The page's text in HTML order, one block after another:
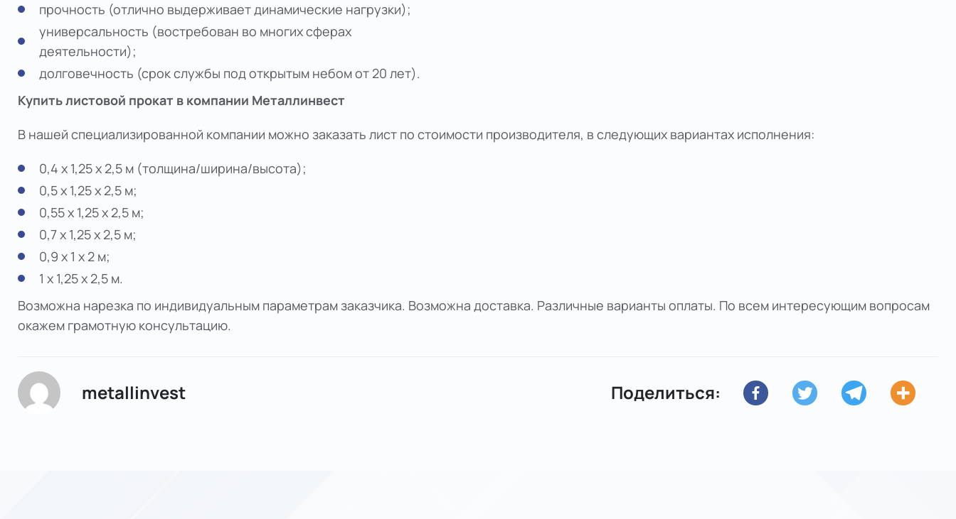
прочность (отлично выдерживает динамические нагрузки);
универсальность (востребован во многих сферах
деятельности);
долговечность (срок службы под открытым небом от 20 лет).
Купить листовой прокат в компании Металлинвест
В нашей специализированной компании можно заказать лист по стоимости производителя, в следующих вариантах исполнения:
0,4 х 1,25 х 2,5 м (толщина/ширина/высота);
0,5 х 1,25 х 2,5 м;
0,55 х 1,25 х 2,5 м;
0,7 х 1,25 х 2,5 м;
0,9 х 1 х 2 м;
1 х 1,25 х 2,5 м.
Возможна нарезка по индивидуальным параметрам заказчика. Возможна доставка. Различные варианты оплаты. По всем интересующим вопросам
окажем грамотную консультацию.
metallinvest Поделиться: